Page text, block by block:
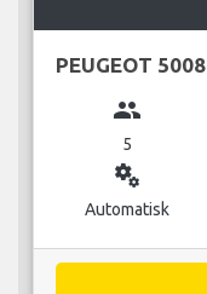
PEUGEOT 5008
group
5
miscellaneous_services
Automatisk